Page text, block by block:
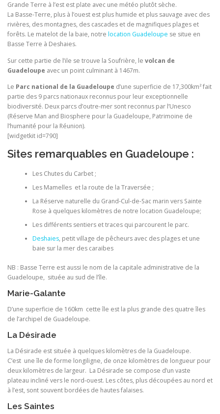
Grande Terre à l’est est plate avec une météo plutôt sèche.
La Basse-Terre, plus à l’ouest est plus humide et plus sauvage avec des
rivières, des montagnes, des cascades et de magnifiques plages et
forêts. Le matelot de la baie, notre location Guadeloupe se situe en
Basse Terre à Deshaies.
Sur cette partie de l’ile se trouve la Soufrière, le volcan de
Guadeloupe avec un point culminant à 1467m.
Le Parc national de la Guadeloupe d’une superficie de 17,300km² fait
partie des 9 parcs nationaux reconnus pour leur exceptionnelle
biodiversité. Deux parcs d’outre-mer sont reconnus par l’Unesco
(Réserve Man and Biosphere pour la Guadeloupe, Patrimoine de
l’humanité pour la Réunion).
[widgetkit id=790]
Sites remarquables en Guadeloupe :
Les Chutes du Carbet ;
Les Mamelles et la route de la Traversée ;
La Réserve naturelle du Grand-Cul-de-Sac marin vers Sainte
Rose à quelques kilomètres de notre location Guadeloupe;
Les différents sentiers et traces qui parcourent le parc.
Deshaies, petit village de pêcheurs avec des plages et une
baie sur la mer des caraibes
NB : Basse Terre est aussi le nom de la capitale administrative de la
Guadeloupe, située au sud de l’île.
Marie-Galante
D’une superficie de 160km cette île est la plus grande des quatre îles
de l’archipel de Guadeloupe.
La Désirade
La Désirade est située à quelques kilomètres de la Guadeloupe.
C’est une île de forme longiligne, de onze kilomètres de longueur pour
deux kilomètres de largeur. La Désirade se compose d’un vaste
plateau incliné vers le nord-ouest. Les côtes, plus découpées au nord et
à l’est, sont souvent bordées de hautes falaises.
Les Saintes